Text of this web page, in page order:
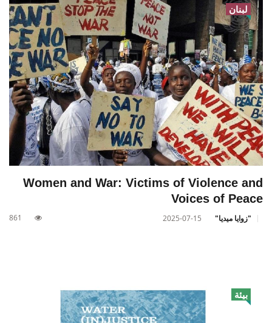
لبنان
Women and War: Victims of Violence and
Voices of Peace
"زوايا ميديا" 2025-07-15
861
بيئة